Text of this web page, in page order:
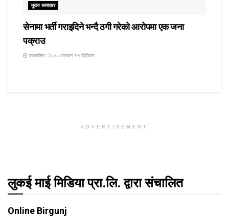
मुख्य समाचार
सेनामा भर्ती गराइदिने भन्दै ठगी गरेको आरोपमा एक जना
पक्राउ
प्रकाशित : २०८० श्रावण ११,बिहीबार
ADVERTISEMENT
लुकई माई मिडिया प्रा.लि. द्वारा संचालित
Online Birgunj